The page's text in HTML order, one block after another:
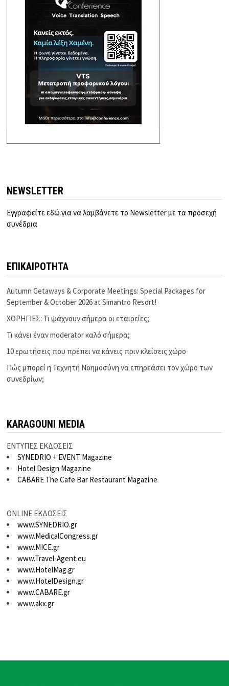
NEWSLETTER
Εγγραφείτε εδώ για να λαμβάνετε το Newsletter με τα προσεχή
συνέδρια
ΕΠΙΚΑΙΡΟΤΗΤΑ
Autumn Getaways & Corporate Meetings: Special Packages for
September & October 2026 at Simantro Resort!
ΧΟΡΗΓΙΕΣ: Τι ψάχνουν σήμερα οι εταιρείες;
Τι κάνει έναν moderator καλό σήμερα;
10 ερωτήσεις που πρέπει να κάνεις πριν κλείσεις χώρο
Πώς μπορεί η Τεχνητή Νοημοσύνη να επηρεάσει τον χώρο των
συνεδρίων;
KARAGOUNI MEDIA
ΕΝΤΥΠΕΣ ΕΚΔΟΣΕΙΣ
SYNEDRIO + EVENT Magazine
Hotel Design Magazine
CABARE The Cafe Bar Restaurant Magazine
ONLINE ΕΚΔΟΣΕΙΣ
www.SYNEDRIO.gr
www.MedicalCongress.gr
www.MICE.gr
www.Travel-Agent.eu
www.HotelMag.gr
www.HotelDesign.gr
www.CABARE.gr
www.akx.gr